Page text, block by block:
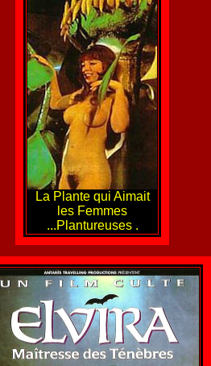
La Plante qui Aimait
les Femmes
...Plantureuses .